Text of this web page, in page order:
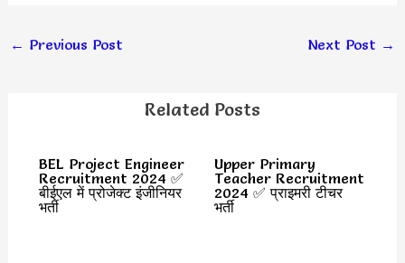
← Previous Post Next Post →
Related Posts
BEL Project Engineer
Recruitment 2024 ✅
बीईएल में प्रोजेक्ट इंजीनियर
भर्ती
Upper Primary
Teacher Recruitment
2024 ✅ प्राइमरी टीचर
भर्ती